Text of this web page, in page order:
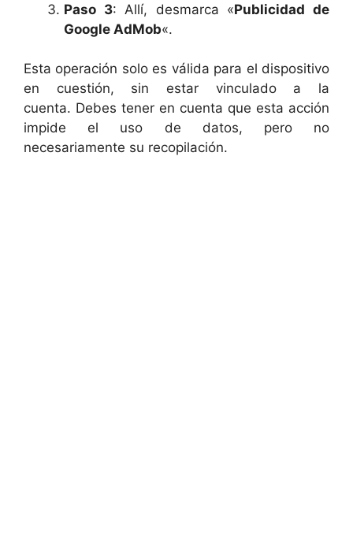
Paso 3: Allí, desmarca «Publicidad de
Google AdMob«.
Esta operación solo es válida para el dispositivo
en cuestión, sin estar vinculado a la
cuenta. Debes tener en cuenta que esta acción
impide el uso de datos, pero no
necesariamente su recopilación.